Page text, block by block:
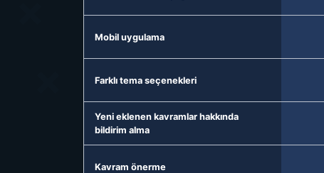
Mobil uygulama
Farklı tema seçenekleri
Yeni eklenen kavramlar hakkında
bildirim alma
Kavram önerme